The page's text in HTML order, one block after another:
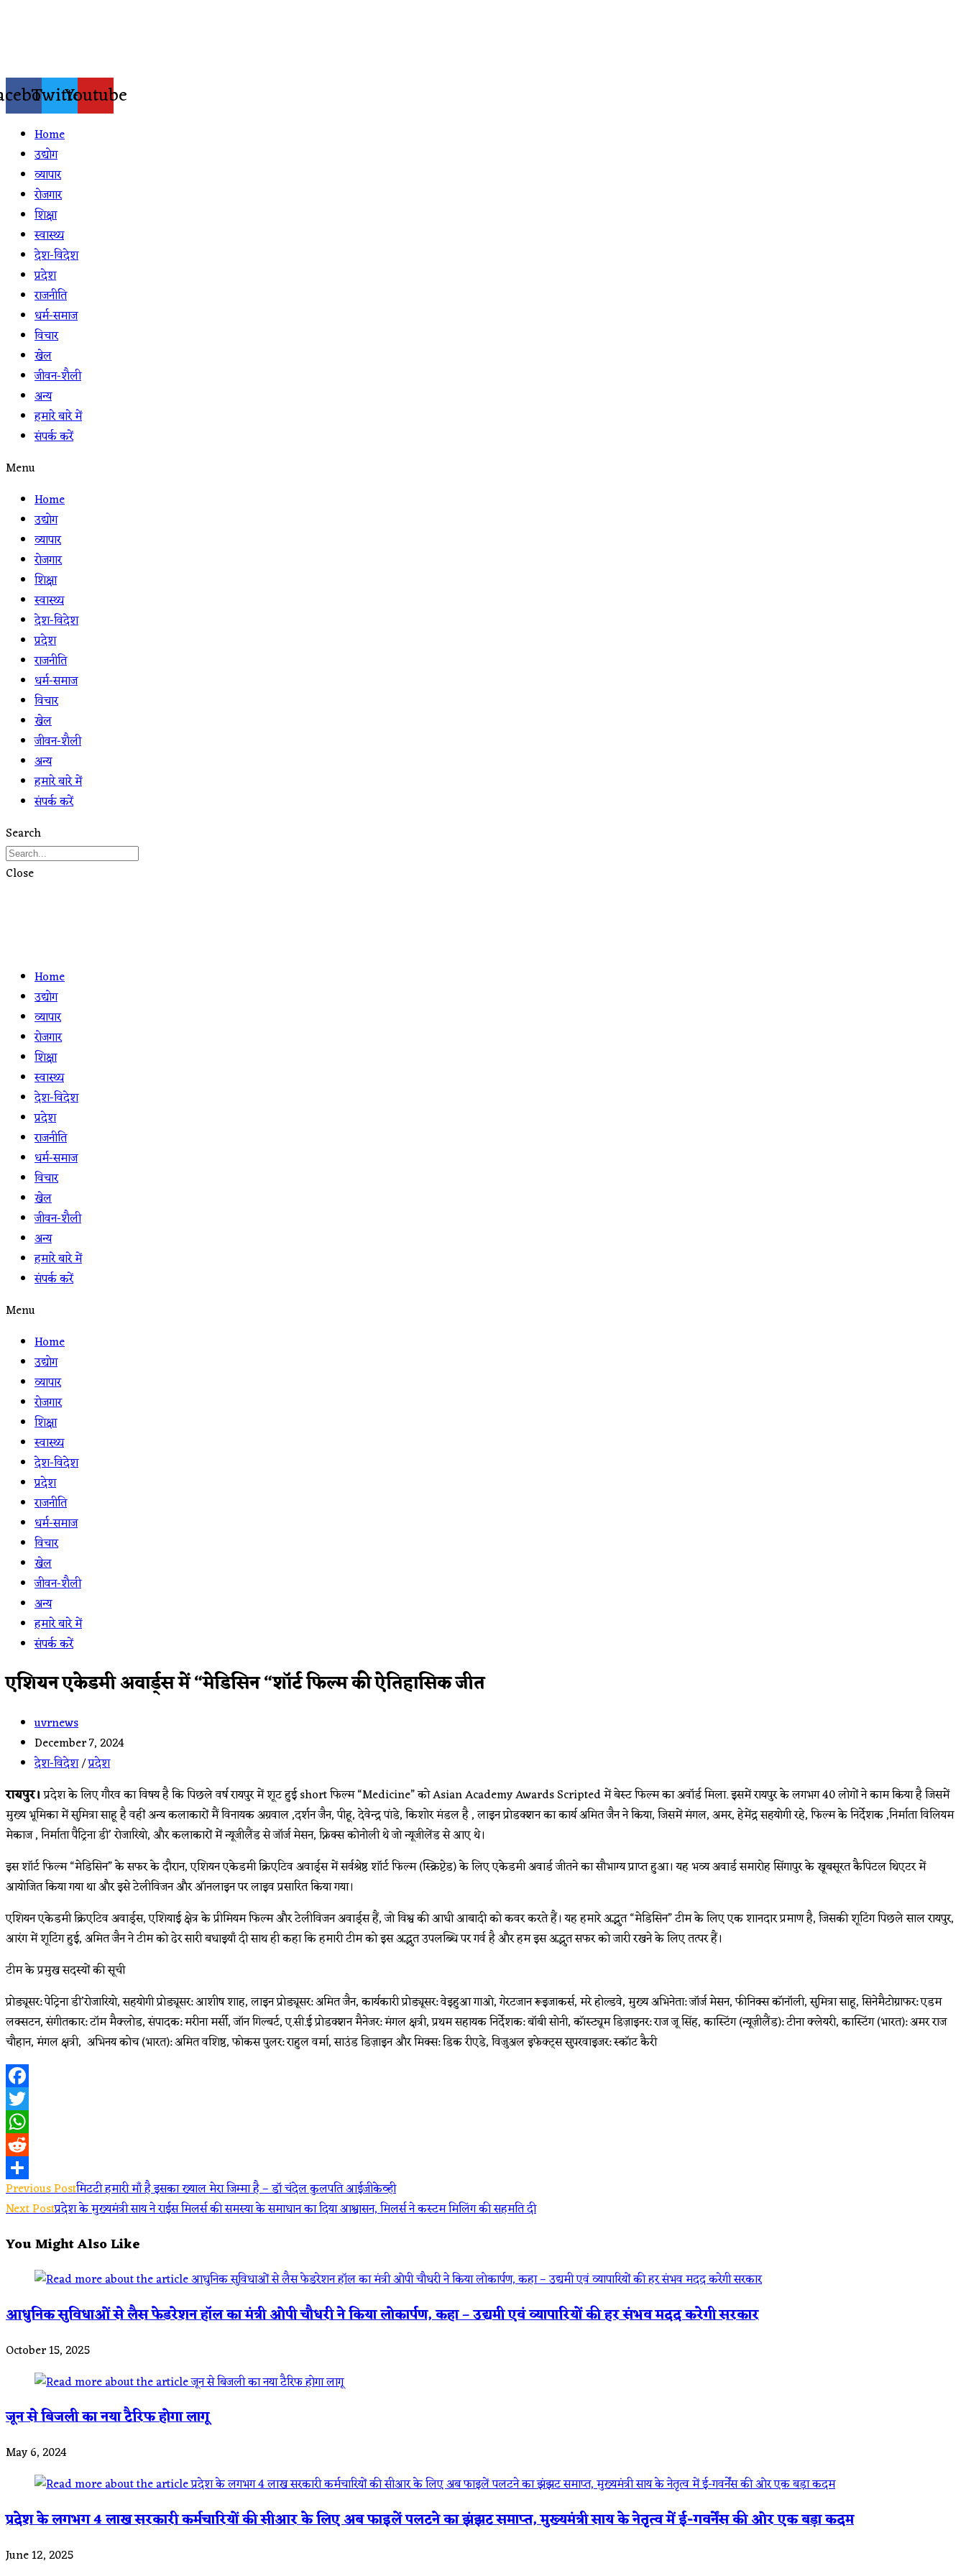
TwitterYoutube
Home
उद्योग
व्यापार
रोजगार
शिक्षा
स्वास्थ्य
देश-विदेश
प्रदेश
राजनीति
धर्म-समाज
विचार
खेल
जीवन-शैली
अन्य
हमारे बारे में
संपर्क करें
Menu
Home
उद्योग
व्यापार
रोजगार
शिक्षा
स्वास्थ्य
देश-विदेश
प्रदेश
राजनीति
धर्म-समाज
विचार
खेल
जीवन-शैली
अन्य
हमारे बारे में
संपर्क करें
Search
Close
Home
उद्योग
व्यापार
रोजगार
शिक्षा
स्वास्थ्य
देश-विदेश
प्रदेश
राजनीति
धर्म-समाज
विचार
खेल
जीवन-शैली
अन्य
हमारे बारे में
संपर्क करें
Menu
Home
उद्योग
व्यापार
रोजगार
शिक्षा
स्वास्थ्य
देश-विदेश
प्रदेश
राजनीति
धर्म-समाज
विचार
खेल
जीवन-शैली
अन्य
हमारे बारे में
संपर्क करें
एशियन एकेडमी अवार्ड्स में “मेडिसिन “शॉर्ट फिल्म की ऐतिहासिक जीत
Post
author:
uvrnews
Post
published:
December 7, 2024
Post
category:
देश-विदेश/प्रदेश
रायपुर।प्रदेश के लिए गौरव का विषय है कि पिछले वर्ष रायपुर में शूट हुई short फिल्म “Medicine” को Asian Academy Awards Scripted में बेस्ट फिल्म का अवॉर्ड मिला. इसमें रायपुर के लगभग 40 लोगों ने काम किया है जिसमें
मुख्य भूमिका में सुमित्रा साहू है वहीं अन्य कलाकारों मैं विनायक अग्रवाल ,दर्शन जैन, पीहू, देवेन्द्र पांडे, किशोर मंडल है , लाइन प्रोडक्शन का कार्य अमित जैन ने किया, जिसमें मंगल, अमर, हेमेंद्र सहयोगी रहे, फिल्म के निर्देशक ,निर्माता विलियम
मेकाज , निर्माता पैट्रिना डी’ रोजारियो, और कलाकारों में न्यूजीलैंड से जॉर्ज मेसन, फ्निक्स कोनोली थे जो न्यूजीलेंड से आए थे।
इस शॉर्ट फिल्म “मेडिसिन” के सफर के दौरान, एशियन एकेडमी क्रिएटिव अवार्ड्स में सर्वश्रेष्ठ शॉर्ट फिल्म (स्क्रिप्टेड) के लिए एकेडमी अवार्ड जीतने का सौभाग्य प्राप्त हुआ। यह भव्य अवार्ड समारोह सिंगापुर के खूबसूरत कैपिटल थिएटर में
आयोजित किया गया था और इसे टेलीविजन और ऑनलाइन पर लाइव प्रसारित किया गया।
एशियन एकेडमी क्रिएटिव अवार्ड्स, एशियाई क्षेत्र के प्रीमियम फिल्म और टेलीविजन अवार्ड्स हैं, जो विश्व की आधी आबादी को कवर करते हैं। यह हमारे अद्भुत “मेडिसिन” टीम के लिए एक शानदार प्रमाण है, जिसकी शूटिंग पिछले साल रायपुर,
आरंग में शूटिंग हुई, अमित जैन ने टीम को ढेर सारी बधाइयाँ दी साथ ही कहा कि हमारी टीम को इस अद्भुत उपलब्धि पर गर्व है और हम इस अद्भुत सफर को जारी रखने के लिए तत्पर हैं।
टीम के प्रमुख सदस्यों की सूची
प्रोड्यूसर: पेट्रिना डी’रोजारियो, सहयोगी प्रोड्यूसर: आशीष शाह, लाइन प्रोड्यूसर: अमित जैन, कार्यकारी प्रोड्यूसर: वेइहुआ गाओ, गेरटजान रूइजाकर्स, मरे होल्डवे, मुख्य अभिनेता: जॉर्ज मेसन, फीनिक्स कॉनॉली, सुमित्रा साहू, सिनेमैटोग्राफर: एडम
लक्सटन, संगीतकार: टॉम मैक्लोड, संपादक: मरीना मर्सी, जॉन गिल्बर्ट, ए.सी.ई प्रोडक्शन मैनेजर: मंगल क्षत्री, प्रथम सहायक निर्देशक: बॉबी सोनी, कॉस्ट्यूम डिज़ाइनर: राज जू सिंह, कास्टिंग (न्यूज़ीलैंड): टीना क्लेयरी, कास्टिंग (भारत): अमर राज
चौहान, मंगल क्षत्री, अभिनय कोच (भारत): अमित वशिष्ठ, फोकस पुलर: राहुल वर्मा, साउंड डिज़ाइन और मिक्स: डिक रीएडे, विजुअल इफेक्ट्स सुपरवाइजर: स्कॉट कैरी
Facebook
Twitter
WhatsApp
Reddit
Share
Read
more
articles
Previous Postमिटटी हमारी माँ है इसका ख्याल मेरा जिम्मा है – डॉ चंदेल कुलपति आईजीकेव्ही
Next Postप्रदेश के मुख्यमंत्री साय ने राईस मिलर्स की समस्या के समाधान का दिया आश्वासन, मिलर्स ने कस्टम मिलिंग की सहमति दी
You Might Also Like
आधुनिक सुविधाओं से लैस फेडरेशन हॉल का मंत्री ओपी चौधरी ने किया लोकार्पण, कहा – उद्यमी एवं व्यापारियों की हर संभव मदद करेगी सरकार
October 15, 2025
जून से बिजली का नया टैरिफ होगा लागू
May 6, 2024
प्रदेश के लगभग 4 लाख सरकारी कर्मचारियों की सीआर के लिए अब फाइलें पलटने का झंझट समाप्त, मुख्यमंत्री साय के नेतृत्व में ई-गवर्नेंस की ओर एक बड़ा कदम
June 12, 2025